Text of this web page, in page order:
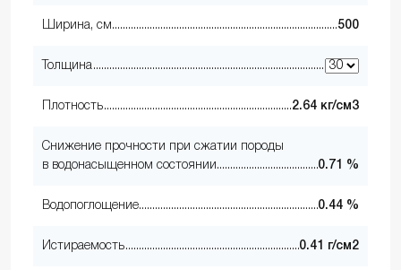
Ширина, см 500
Толщина
Плотность 2.64 кг/см3
Снижение прочности при сжатии породы
в водонасыщенном состоянии
0.71 %
Водопоглощение 0.44 %
Истираемость 0.41 г/см2